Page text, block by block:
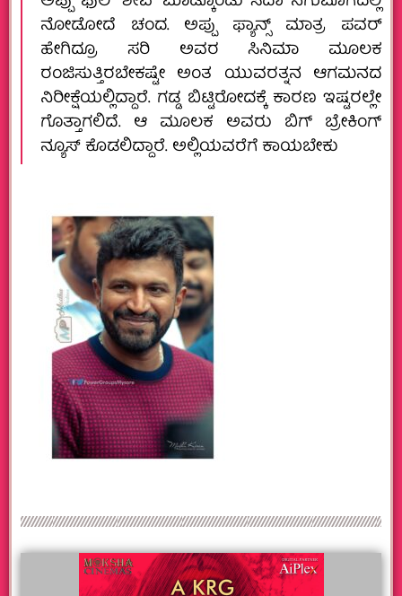
ನೋಡೋದೆ ಚಂದ‌. ಅಪ್ಪು ಫ್ಯಾನ್ಸ್ ಮಾತ್ರ ಪವರ್
ಹೇಗಿದ್ರೂ ಸರಿ ಅವರ ಸಿನಿಮಾ ಮೂಲಕ
ರಂಜಿಸುತ್ತಿರಬೇಕಷ್ಟೇ ಅಂತ ಯುವರತ್ನನ‌ ಆಗಮನದ
ನಿರೀಕ್ಷೆಯಲ್ಲಿದ್ದಾರೆ. ಗಡ್ಡ ಬಿಟ್ಟಿರೋದಕ್ಕೆ ಕಾರಣ ಇಷ್ಟರಲ್ಲೇ
ಗೊತ್ತಾಗಲಿದೆ. ಆ‌ ಮೂಲಕ ಅವರು ಬಿಗ್ ಬ್ರೇಕಿಂಗ್
ನ್ಯೂಸ್ ಕೊಡಲಿದ್ದಾರೆ. ಅಲ್ಲಿಯವರೆಗೆ ಕಾಯಬೇಕು